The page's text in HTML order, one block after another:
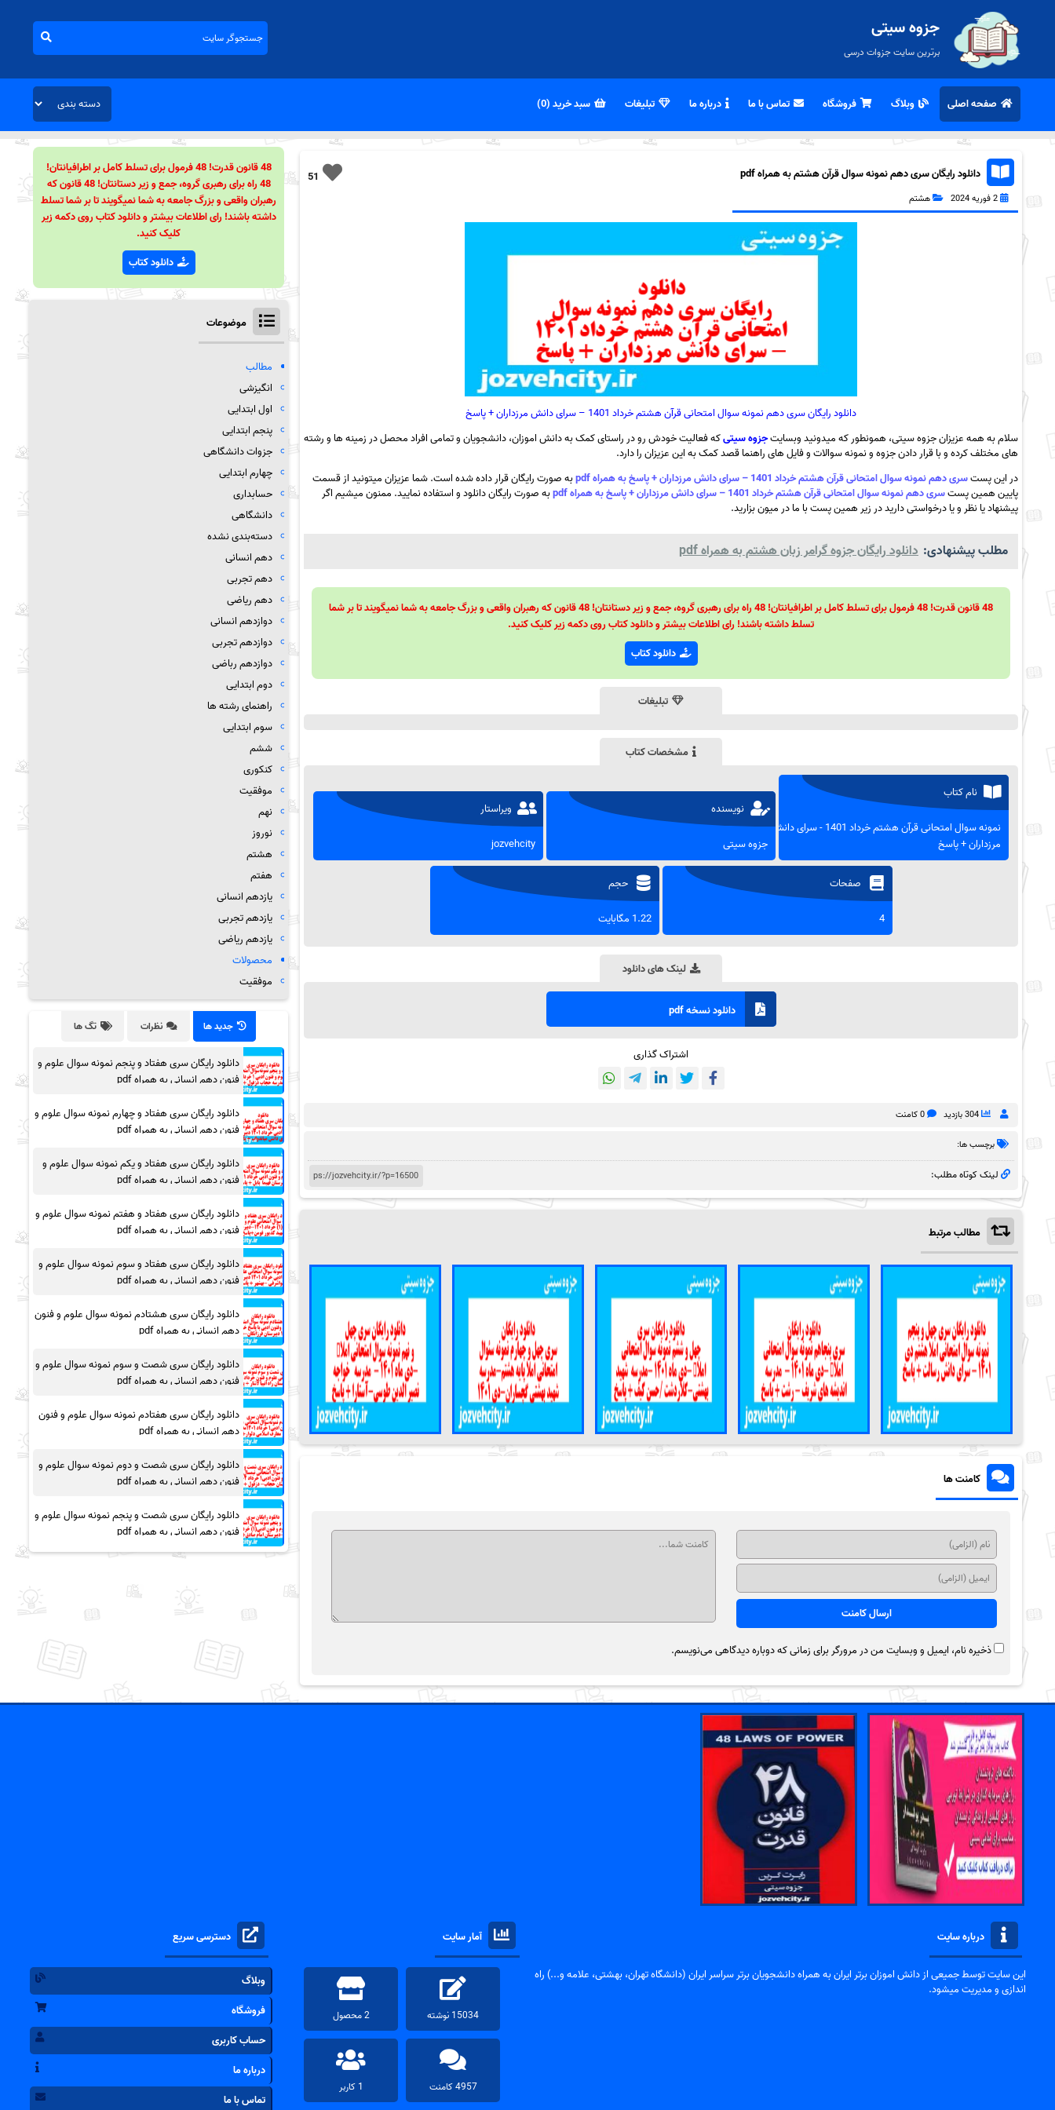
جزوه سیتی
برترین سایت جزوات درسی
صفحه اصلی وبلاگ فروشگاه تماس با ما درباره ما تبلیغات سبد خرید (0)
51 دانلود رایگان سری دهم نمونه سوال قرآن هشتم به همراه pdf
2 فوریه 2024 هشتم
دانلود رایگان سری دهم نمونه سوال امتحانی قرآن هشتم خرداد 1401 – سرای دانش مرزداران + پاسخ
سلام به همه عزیزان جزوه سیتی، همونطور که میدونید وبسایتجزوه سیتیکه فعالیت خودش رو در راستای کمک به دانش اموزان، دانشجویان و تمامی افراد محصل در زمینه ها و رشته
های مختلف کرده و با قرار دادن جزوه و نمونه سوالات و فایل های راهنما قصد کمک به این عزیزان را دارد.
در این پستسری دهم نمونه سوال امتحانی قرآن هشتم خرداد 1401 – سرای دانش مرزداران + پاسخ به همراه pdf
به صورت رایگان قرار داده شده است. شما عزیزان میتونید از قسمت
پایین همین پستسری دهم نمونه سوال امتحانی قرآن هشتم خرداد 1401 – سرای دانش مرزداران + پاسخ به همراه pdf
به صورت رایگان دانلود و استفاده نمایید. ممنون میشیم اگر
پیشنهاد یا نظر و یا درخواستی دارید در زیر همین پست با ما در میون بزارید.
مطلب پیشنهادی: دانلود رایگان جزوه گرامر زبان هشتم به همراه pdf
48 قانون قدرت! 48 فرمول برای تسلط کامل بر اطرافیانتان! 48 راه برای رهبری گروه، جمع و زیر دستانتان! 48 قانون که رهبران واقعی و بزرگ جامعه به شما نمیگویند تا بر شما
تسلط داشته باشند! رای اطلاعات بیشتر و دانلود کتاب روی دکمه زیر کلیک کنید.
دانلود کتاب
تبلیغات
مشخصات کتاب
نام کتاب
نمونه سوال امتحانی قرآن هشتم خرداد 1401 - سرای دانش
مرزداران + پاسخ
نویسنده
جزوه سیتی
ویراستار
jozvehcity
صفحات
4
حجم
1.22 مگابایت
لینک های دانلود
دانلود نسخه pdf
اشتراک گذاری
304 بازدید 0 کامنت
برچسب ها:
لینک کوتاه مطلب:
مطالب مرتبط
کامنت ها
ذخیره نام، ایمیل و وبسایت من در مرورگر برای زمانی که دوباره دیدگاهی می‌نویسم.
48 قانون قدرت! 48 فرمول برای تسلط کامل بر اطرافیانتان!
48 راه برای رهبری گروه، جمع و زیر دستانتان! 48 قانون که
رهبران واقعی و بزرگ جامعه به شما نمیگویند تا بر شما تسلط
داشته باشند! رای اطلاعات بیشتر و دانلود کتاب روی دکمه زیر
کلیک کنید.
دانلود کتاب
موضوعات
مطالب
انگیزشی
اول ابتدایی
پنجم ابتدایی
جزوات دانشگاهی
چهارم ابتدایی
حسابداری
دانشگاهی
دسته‌بندی نشده
دهم انسانی
دهم تجربی
دهم ریاضی
دوازدهم انسانی
دوازدهم تجربی
دوازدهم رباضی
دوم ابتدایی
راهنمای رشته ها
سوم ابتدایی
ششم
کنکوری
موفقیت
نهم
نوروز
هشتم
هفتم
یازدهم انسانی
یازدهم تجربی
یازدهم ریاضی
محصولات
موفقیت
جدید ها نظرات تگ ها
دانلود رایگان سری هفتاد و پنجم نمونه سوال علوم و
فنون دهم انسانی به همراه pdf
دانلود رایگان سری هفتاد و چهارم نمونه سوال علوم و
فنون دهم انسانی به همراه pdf
دانلود رایگان سری هفتاد و یکم نمونه سوال علوم و
فنون دهم انسانی به همراه pdf
دانلود رایگان سری هفتاد و هفتم نمونه سوال علوم و
فنون دهم انسانی به همراه pdf
دانلود رایگان سری هفتاد و سوم نمونه سوال علوم و
فنون دهم انسانی به همراه pdf
دانلود رایگان سری هشتادم نمونه سوال علوم و فنون
دهم انسانی به همراه pdf
دانلود رایگان سری شصت و سوم نمونه سوال علوم و
فنون دهم انسانی به همراه pdf
دانلود رایگان سری هفتادم نمونه سوال علوم و فنون
دهم انسانی به همراه pdf
دانلود رایگان سری شصت و دوم نمونه سوال علوم و
فنون دهم انسانی به همراه pdf
دانلود رایگان سری شصت و پنجم نمونه سوال علوم و
فنون دهم انسانی به همراه pdf
درباره سایت
این سایت توسط جمیعی از دانش اموزان برتر ایران به همراه دانشجویان برتر سراسر ایران (دانشگاه تهران، بهشتی، علامه و...) راه
اندازی و مدیریت میشود.
آمار سایت
15034 نوشته 2 محصول
4957 کامنت 1 کاربر
دسترسی سریع
وبلاگ
فروشگاه
حساب کاربری
درباره ما
تماس با ما